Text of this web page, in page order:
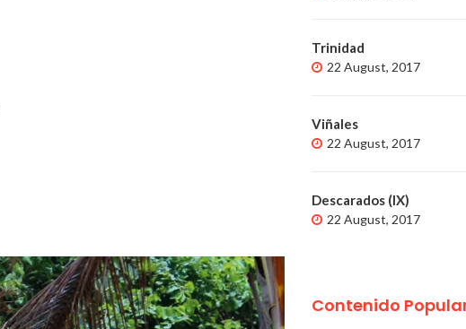
Trinidad
22 August, 2017
Viñales
22 August, 2017
Descarados (IX)
22 August, 2017
Contenido